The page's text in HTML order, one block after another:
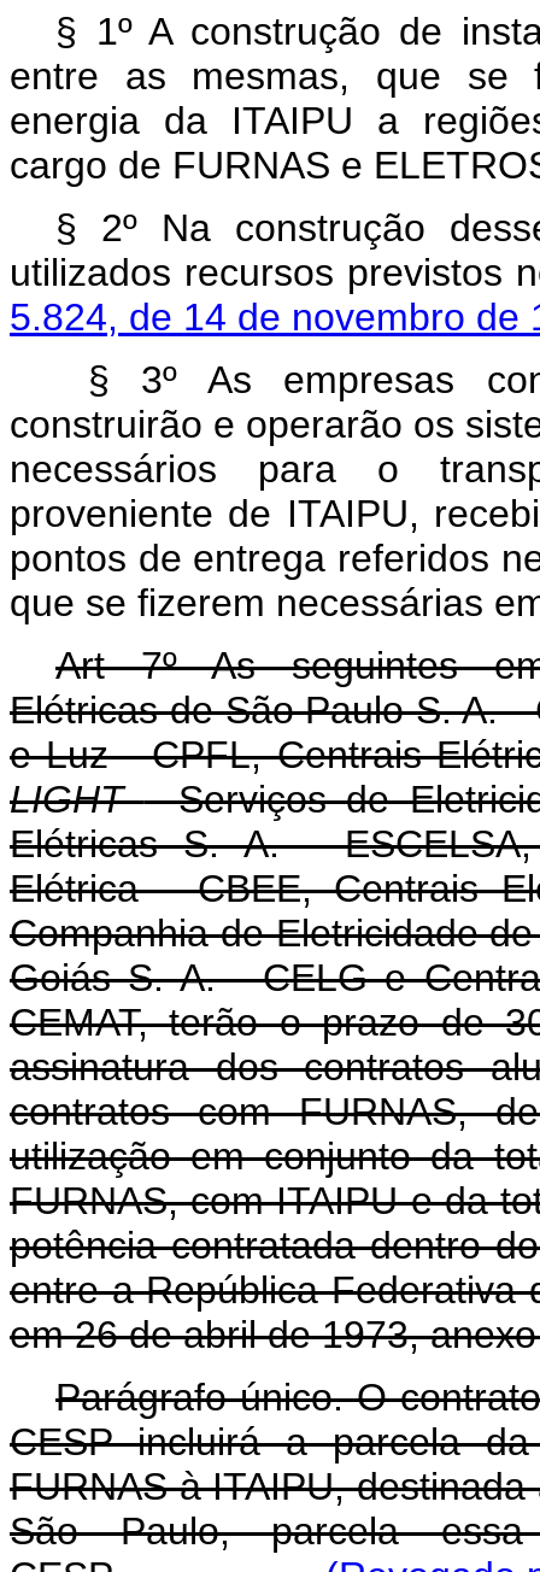
§ 1º A construção de
entre as mesmas, que se
energia da ITAIPU a
cargo de FURNAS e
§ 2º Na construção
utilizados recursos previstos
5.824, de 14 de novembro de
§ 3º As empresas
construirão e operarão os
necessários para o
proveniente de ITAIPU,
pontos de entrega referidos
que se fizerem necessárias
Art 7º As seguintes
Elétricas de São Paulo S. A.
e Luz - CPFL, Centrais
LIGHT - Serviços de
Elétricas S. A. -
Elétrica - CBEE, Centrais
Companhia de Eletricidade
Goiás S. A. - CELG e
CEMAT, terão o prazo de
assinatura dos contratos
contratos com FURNAS,
utilização em conjunto da
FURNAS, com ITAIPU e da
potência contratada dentro
entre a República Federativa
em 26 de abril de 1973,
Parágrafo único. O
CESP incluirá a parcela
FURNAS à ITAIPU,
São Paulo, parcela